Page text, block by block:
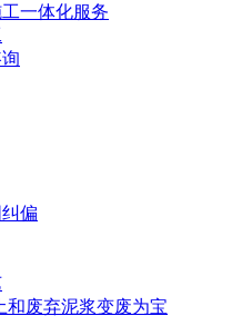
一体化服务
偏
和废弃泥浆变废为宝